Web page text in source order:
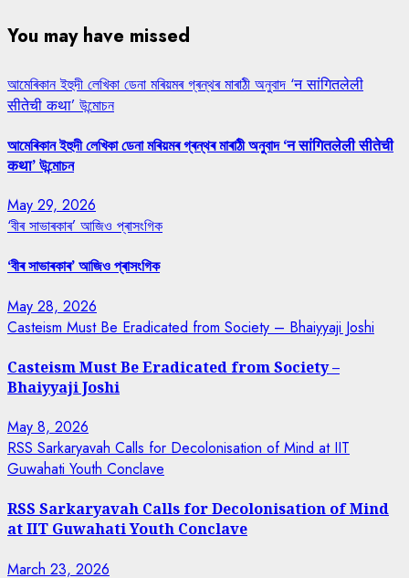
You may have missed
আমেৰিকান ইহুদী লেখিকা ডেনা মৰিয়মৰ গ্ৰন্থৰ মাৰাঠী অনুবাদ ‘न सांगितलेली
सीतेची कथा’ উন্মোচন
আমেৰিকান ইহুদী লেখিকা ডেনা মৰিয়মৰ গ্ৰন্থৰ মাৰাঠী অনুবাদ ‘न सांगितलेली सीतेची
कथा’ উন্মোচন
May 29, 2026
‘বীৰ সাভাৰকাৰ’ আজিও প্ৰাসংগিক
‘বীৰ সাভাৰকাৰ’ আজিও প্ৰাসংগিক
May 28, 2026
Casteism Must Be Eradicated from Society – Bhaiyyaji Joshi
Casteism Must Be Eradicated from Society –
Bhaiyyaji Joshi
May 8, 2026
RSS Sarkaryavah Calls for Decolonisation of Mind at IIT
Guwahati Youth Conclave
RSS Sarkaryavah Calls for Decolonisation of Mind
at IIT Guwahati Youth Conclave
March 23, 2026